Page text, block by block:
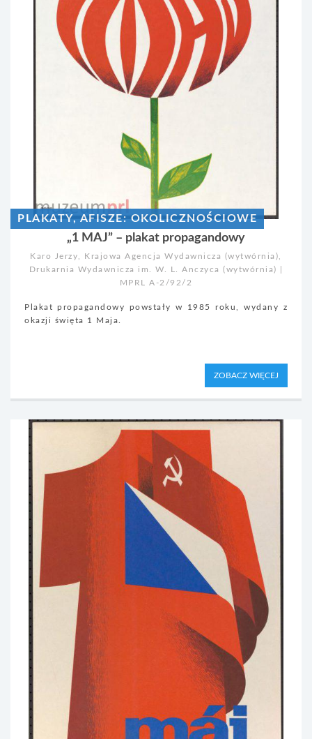
PLAKATY, AFISZE: OKOLICZNOŚCIOWE
„1 MAJ” – plakat propagandowy
Karo Jerzy, Krajowa Agencja Wydawnicza (wytwórnia),
Drukarnia Wydawnicza im. W. L. Anczyca (wytwórnia) |
MPRL A-2/92/2
Plakat propagandowy powstały w 1985 roku, wydany z
okazji święta 1 Maja.
ZOBACZ WIĘCEJ